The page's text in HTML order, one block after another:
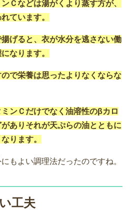
Ｃなどは湯がくより蒸す方が、
ています。
げると、衣が水分を逃さない働
なります。
で栄養は思ったよりなくならな
ンＣだけでなく油溶性のβカロ
ありそれが天ぷらの油とともに
ります。
もよい調理法だったのですね。
工夫